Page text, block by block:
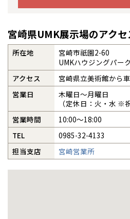
1メーターモジュール
冷暖房標準装備
24時間対応コールセンター
デザイン賞各種受賞
セントラルヒーティング
WEB住宅展示場
暮らし方提案
住まいのコラム
住まいのお手入れ集
介護保険利用で快適リフォーム
安心のサポートシステム
商品紹介
展示場案内
分譲マンション
分譲マンション トップ
ワザックとは
高い信頼性
安心の管理体制
ギャラリー
トランクルーム
会社情報
会社情報 トップ
ニュースリリース
代表ごあいさつ
企業理念
お問い合わせ
会員サイト
宮崎県UMK展示場のアク
所在地
宮崎市祇園2-60
UMKハウジングパー
アクセス
宮崎県立美術館から
営業日
木曜日〜月曜日
（定休日：火・水 ※
営業時間
10:00〜18:00
TEL
0985-32-4133
担当支店
宮崎営業所